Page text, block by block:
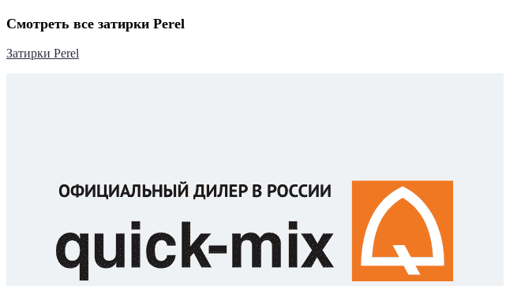
Смотреть все затирки Perel
Затирки Perel